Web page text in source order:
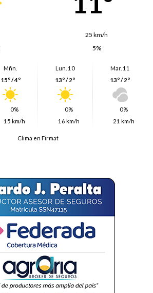
25 km/h
5%
Mñn.
15º / 4º
0%
15 km/h
Lun. 10
13º / 2º
0%
16 km/h
Mar. 11
13º / 2º
0%
21 km/h
Clima en Firmat